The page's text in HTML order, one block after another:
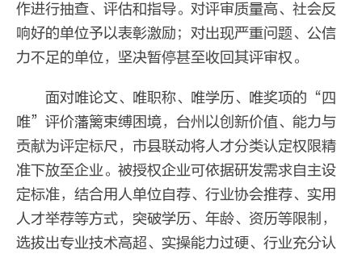
作进行抽查、评估和指导。对评审质量高、社会反
响好的单位予以表彰激励；对出现严重问题、公信
力不足的单位，坚决暂停甚至收回其评审权。
面对唯论文、唯职称、唯学历、唯奖项的“四
唯”评价藩篱束缚困境，台州以创新价值、能力与
贡献为评定标尺，市县联动将人才分类认定权限精
准下放至企业。被授权企业可依据研发需求自主设
定标准，结合用人单位自荐、行业协会推荐、实用
人才举荐等方式，突破学历、年龄、资历等限制，
选拔出专业技术高超、实操能力过硬、行业充分认